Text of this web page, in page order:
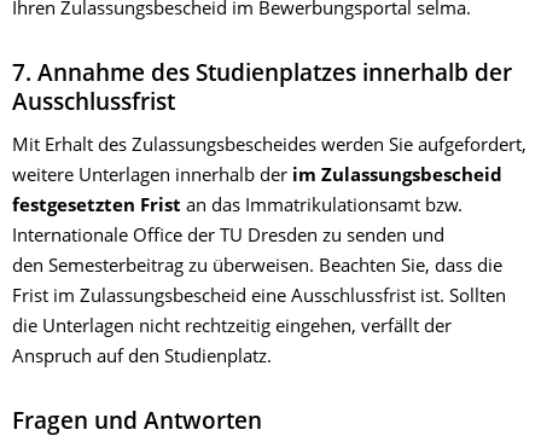
Ihren Zulassungsbescheid im Bewerbungsportal selma.
7. Annahme des Studienplatzes innerhalb der
Ausschlussfrist
Mit Erhalt des Zulassungsbescheides werden Sie aufgefordert,
weitere Unterlagen innerhalb der im Zulassungsbescheid
festgesetzten Frist an das Immatrikulationsamt bzw.
Internationale Office der TU Dresden zu senden und
den Semesterbeitrag zu überweisen. Beachten Sie, dass die
Frist im Zulassungsbescheid eine Ausschlussfrist ist. Sollten
die Unterlagen nicht rechtzeitig eingehen, verfällt der
Anspruch auf den Studienplatz.
Fragen und Antworten